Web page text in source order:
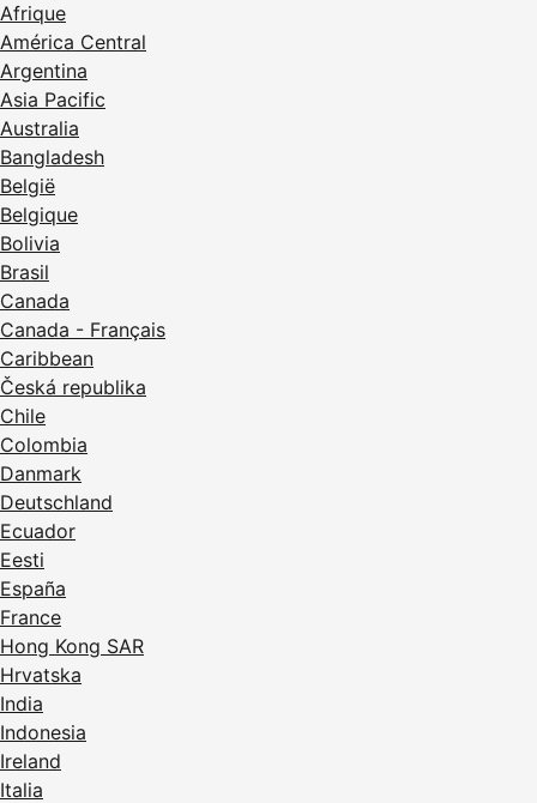
Afrique
América Central
Argentina
Asia Pacific
Australia
Bangladesh
België
Belgique
Bolivia
Brasil
Canada
Canada - Français
Caribbean
Česká republika
Chile
Colombia
Danmark
Deutschland
Ecuador
Eesti
España
France
Hong Kong SAR
Hrvatska
India
Indonesia
Ireland
Italia